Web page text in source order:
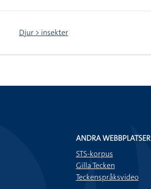
Djur > insekter
ANDRA WEBBPLATSER
STS-korpus
Gilla Tecken
Teckenspråksvideo